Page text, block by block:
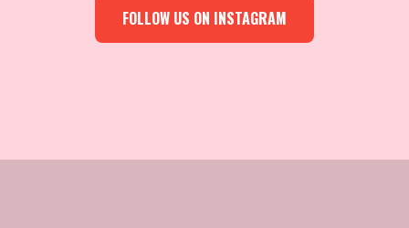
FOLLOW US ON INSTAGRAM